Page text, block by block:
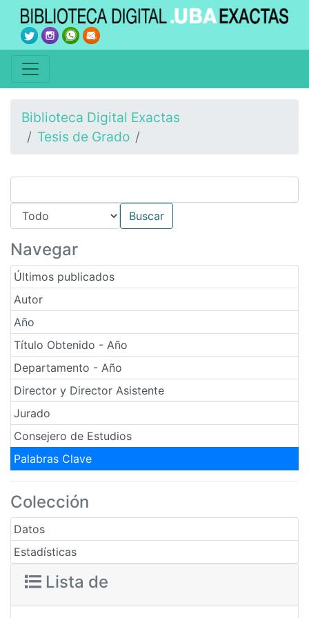
Biblioteca Digital Exactas
Tesis de Grado
Navegar
Últimos publicados
Autor
Año
Título Obtenido - Año
Departamento - Año
Director y Director Asistente
Jurado
Consejero de Estudios
Palabras Clave
Colección
Datos
Estadísticas
Lista de